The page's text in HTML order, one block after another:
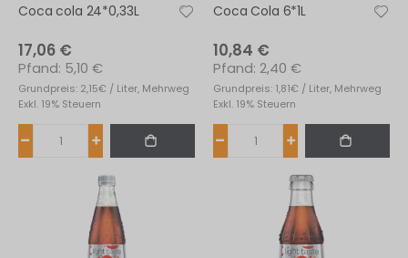
Coca cola 24*0,33L
17,06 €
Grundpreis: 2,15€ / Liter, Mehrweg
5,10 €
Exkl. 19% Steuern
Coca Cola 6*1L
10,84 €
Grundpreis: 1,81€ / Liter, Mehrweg
2,40 €
Exkl. 19% Steuern